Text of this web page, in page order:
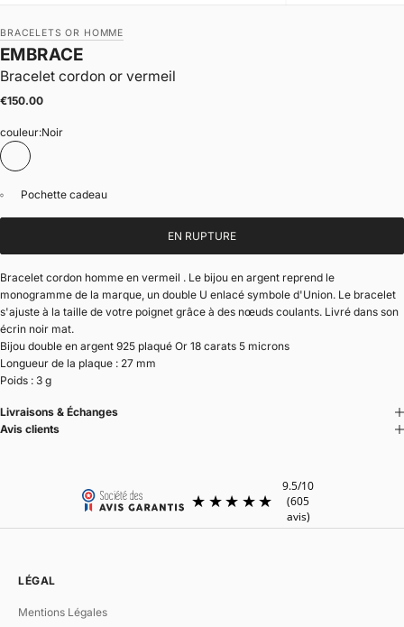
BRACELETS OR HOMME
Bracelet cordon or vermeil
EMBRACE
Prix de vente
€150.00
couleur:Noir
Noir
Pochette cadeau
EN RUPTURE
Bracelet cordon homme en vermeil . Le bijou en argent reprend le
monogramme de la marque, un double U enlacé symbole d'Union. Le bracelet
s'ajuste à la taille de votre poignet grâce à des nœuds coulants. Livré dans son
écrin noir mat.
Bijou double en argent 925 plaqué Or 18 carats 5 microns
Longueur de la plaque : 27 mm
Poids : 3 g
Livraisons & Échanges
Avis clients
LÉGAL
Mentions Légales